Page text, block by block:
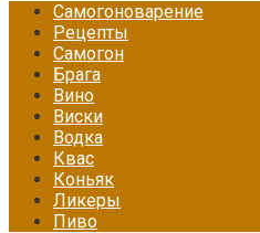
Самогоноварение
Рецепты
Самогон
Брага
Вино
Виски
Водка
Квас
Коньяк
Ликеры
Пиво